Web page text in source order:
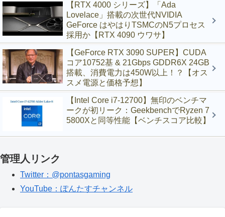
【RTX 4000 シリーズ】「Ada
Lovelace」搭載の次世代NVIDIA
GeForce はやはりTSMCのN5プロセス
採用か【RTX 4090 ウワサ】
【GeForce RTX 3090 SUPER】CUDA
コア10752基 & 21Gbps GDDR6X 24GB
搭載、消費電力は450W以上！？【オス
スメ電源と価格予想】
【Intel Core i7-12700】無印のベンチマ
ークが初リーク：GeekbenchでRyzen 7
5800Xと同等性能【ベンチスコア比較】
管理人リンク
Twitter：@pontasgaming
YouTube：ぽんたすチャンネル